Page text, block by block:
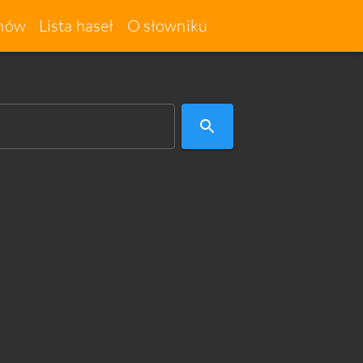
Lista haseł O słowniku